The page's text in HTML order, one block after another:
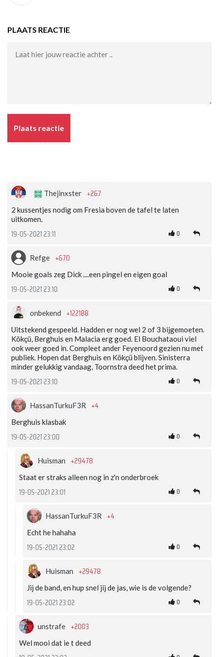
PLAATS REACTIE
Plaats reactie
Thejinxster +267
2 kussentjes nodig om Fresia boven de tafel te laten
uitkomen.
19-05-2021 23:11 0
Refge +670
Mooie goals zeg Dick ....een pingel en eigen goal
19-05-2021 23:10 0
onbekend +122188
Uitstekend gespeeld. Hadden er nog wel 2 of 3 bijgemoeten.
Kökçü, Berghuis en Malacia erg goed. El Bouchataoui viel
ook weer goed in. Compleet ander Feyenoord gezien nu met
publiek. Hopen dat Berghuis en Kökçü blijven. Sinisterra
minder gelukkig vandaag, Toornstra deed het prima.
19-05-2021 23:10 0
HassanTurkuF3R +4
Berghuis klasbak
19-05-2021 23:00 0
Huisman +29478
Staat er straks alleen nog in z'n onderbroek
19-05-2021 23:01 0
HassanTurkuF3R +4
Echt he hahaha
19-05-2021 23:02 0
Huisman +29478
Jij de band, en hup snel jij de jas, wie is de volgende?
19-05-2021 23:02 0
unstrafe +2003
Wel mooi dat ie t deed